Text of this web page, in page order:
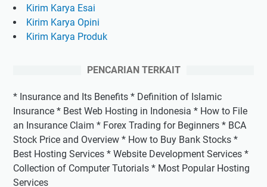
Kirim Karya Esai
Kirim Karya Opini
Kirim Karya Produk
PENCARIAN TERKAIT
* Insurance and Its Benefits * Definition of Islamic
Insurance * Best Web Hosting in Indonesia * How to File
an Insurance Claim * Forex Trading for Beginners * BCA
Stock Price and Overview * How to Buy Bank Stocks *
Best Hosting Services * Website Development Services *
Collection of Computer Tutorials * Most Popular Hosting
Services